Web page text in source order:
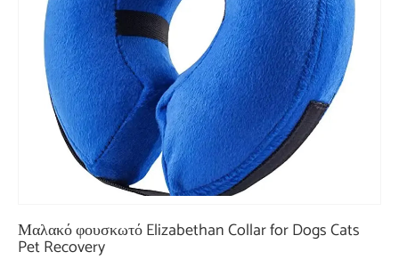
Μαλακό φουσκωτό Elizabethan Collar for Dogs Cats
Pet Recovery